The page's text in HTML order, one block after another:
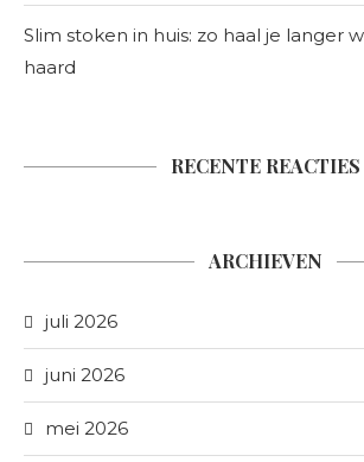
Slim stoken in huis: zo haal je langer
haard
RECENTE REACTIES
ARCHIEVEN
juli 2026
juni 2026
mei 2026